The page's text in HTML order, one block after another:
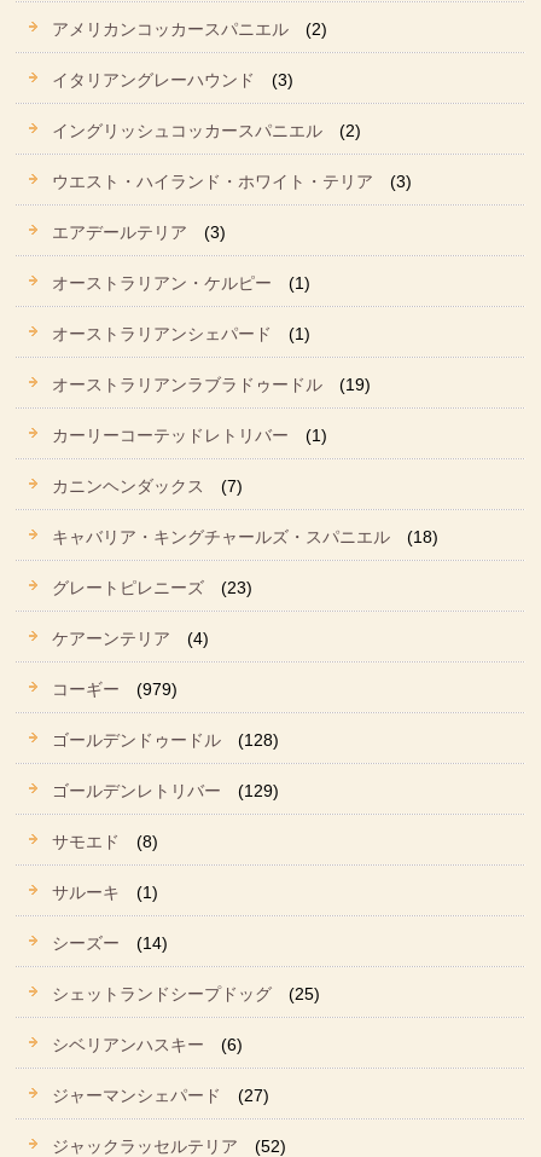
アメリカンコッカースパニエル (2)
イタリアングレーハウンド (3)
イングリッシュコッカースパニエル (2)
ウエスト・ハイランド・ホワイト・テリア (3)
エアデールテリア (3)
オーストラリアン・ケルピー (1)
オーストラリアンシェパード (1)
オーストラリアンラブラドゥードル (19)
カーリーコーテッドレトリバー (1)
カニンヘンダックス (7)
キャバリア・キングチャールズ・スパニエル (18)
グレートピレニーズ (23)
ケアーンテリア (4)
コーギー (979)
ゴールデンドゥードル (128)
ゴールデンレトリバー (129)
サモエド (8)
サルーキ (1)
シーズー (14)
シェットランドシープドッグ (25)
シベリアンハスキー (6)
ジャーマンシェパード (27)
ジャックラッセルテリア (52)